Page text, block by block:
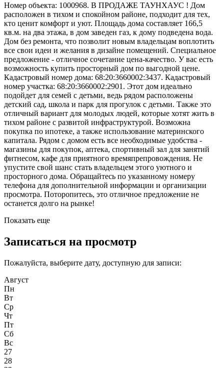
Номер объекта: 1000968. В ПРОДАЖЕ ТАУНХАУС ! Дом
расположен в тихом и спокойном районе, подходит для тех,
кто ценит комфорт и уют. Площадь дома составляет 166,5
кв.м. на два этажа, в дом заведен газ, к дому подведена вода.
Дом без ремонта, что позволит новым владельцам воплотить
все свои идеи и желания в дизайне помещений. Специальное
предложение - отличное сочетание цена-качество. У вас есть
возможность купить просторный дом по выгодной цене.
Кадастровый номер дома: 68:20:3660002:3437. Кадастровый
номер участка: 68:20:3660002:2901. Этот дом идеально
подойдет для семей с детьми, ведь рядом расположены
детский сад, школа и парк для прогулок с детьми. Также это
отличный вариант для молодых людей, которые хотят жить в
тихом районе с развитой инфраструктурой. Возможна
покупка по ипотеке, а также использование материнского
капитала. Рядом с домом есть все необходимые удобства -
магазины для покупок, аптека, спортивный зал для занятий
фитнесом, кафе для приятного времяпрепровождения. Не
упустите свой шанс стать владельцем этого уютного и
просторного дома. Обращайтесь по указанному номеру
телефона для дополнительной информации и организации
просмотра. Поторопитесь, это отличное предложение не
останется долго на рынке!
Показать еще
Записаться на просмотр
Пожалуйста, выберите дату, доступную для записи:
Август
Пн
Вт
Ср
Чт
Пт
Сб
Вс
27
28